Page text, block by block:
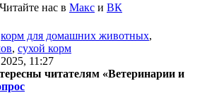
Читайте нас в Макс и ВК
корм для домашних животных,
, сухой корм
11:27
читателям «Ветеринарии и